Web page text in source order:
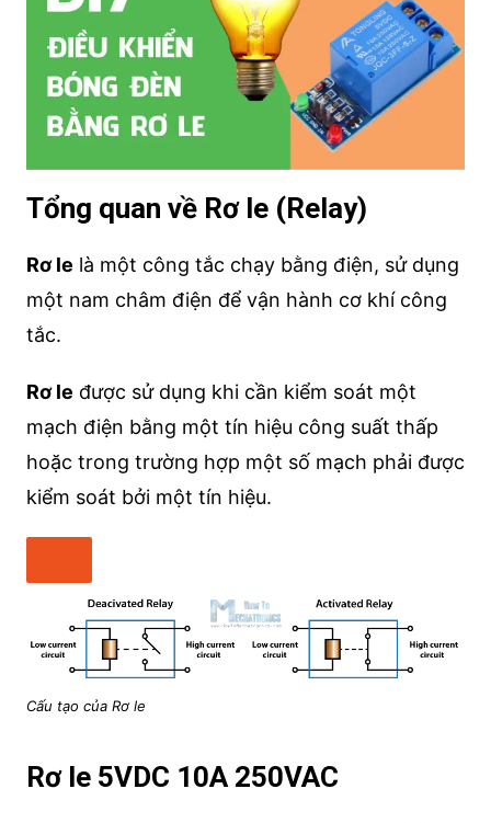
Tổng quan về Rơ le (Relay)
Rơ le là một công tắc chạy bằng điện, sử dụng
một nam châm điện để vận hành cơ khí công
tắc.
Rơ le được sử dụng khi cần kiểm soát một
mạch điện bằng một tín hiệu công suất thấp
hoặc trong trường hợp một số mạch phải được
kiểm soát bởi một tín hiệu.
Cấu tạo của Rơ le
Rơ le 5VDC 10A 250VAC